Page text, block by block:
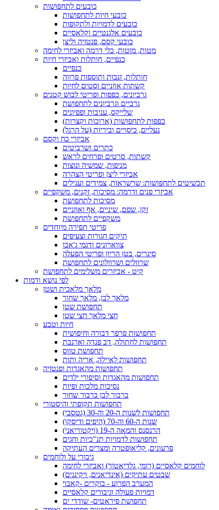
כובעים לתחפושות
כובעי חיות לתחפושות
כובעים לדמויות ולתקופות
כובעים אלגנטיים וקלאסיים
כובעי קסם, פנטזיה וליצן
מטות, מוטות, כלי דרמה ואביזרי לחימה
כנפיים, חותלות ואביזרי חיות
כנפיים
חותלות, זנבות ותוספות פרווה
קשתות אוזניים וסטים לחיות
גרביונים, כפפות ופריטי לבוש קטנים
גרביים וגרביונים לתחפושת
שלייקס, עניבות ופפיונים
כפפות לתחפושות (ארוכות וקצרות)
נעליים, כיסויים וביריות (על הרגל)
אביזרי כח וקסם
כתרים ושרביטים
קשתות, סרטים ופרחים לראש
מניפות, שמשיה ונוצות
אביזרי ליצן ופריטי הצהרה
תכשיטים לתחפושות: שרשראות, צמידים ועגילים
אביזרי פנים ודרמה: מסיכות, זקנים, משקפיים
מסיכות לתחפושת
זקן, שפם, שיניים, אף ואוזניים
משקפיים לתחפושת
פריטי תפירה מיוחדים
תיקים חגורות וצעיפים
צווארונים ודגמי ג'אבו
סינרים, בטן הריון ופריטי הפעלה
שרוולים ושרוולונים לתחפושת
קיט - אביזרים משלימים לתחפושת
לפי נושא ודמות
מלאך מלאכית ושטן
מלאך לבן, מלאך שחור
תחפושת שטן
חצי מלאך חצי שטן
חיות וטבע
תחפושות פרפר דבורה וחיפושית
תחפושות לחתולה, דב פנדה וארנבת
תחפושת טווס
תחפושות לאיילה, אריה ותות
תחפושות מהאגדות ופנטזיה
תחפושות מהאגדות וסיפורי ילדים
נסיכות מלכות ופיות
ברבור לבן ברבור שחור
תחפושות תקופתי והיסטורי
תחפושות לשנות ה-20 וה-30 (גטסבי)
שנות ה-60 וה-70 (היפים ודיסקו)
הרנסנס והמאה ה-19 (ויקטוריאני)
תחפושות לדמויות תנ"כיות וחגים
פרעונים, קליאופטרה ומצרים העתיקה
גיבורי על ולוחמים
לוחמים קלאסיים (רומי, גלדיאטור) ואביזרי לחימה
שבטים עתיקים (אינדיאנים, ויקינגים)
המערב הפרוע - בוקרים -קאבוי
דמויות פעולה וגיבורים קלאסיים
תחפושת פיראטים- שודדי ים